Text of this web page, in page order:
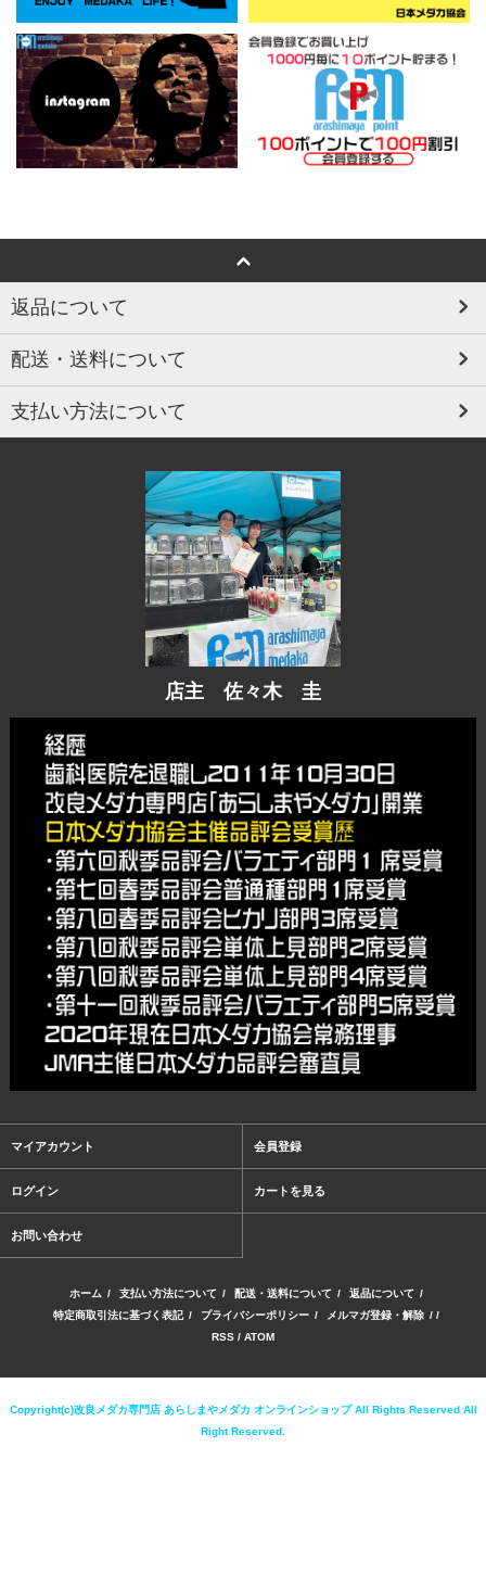
返品について
配送・送料について
支払い方法について
店主 佐々木 圭
マイアカウント 会員登録
ログイン カートを見る
お問い合わせ
ホーム / 支払い方法について / 配送・送料について / 返品について /
特定商取引法に基づく表記 / プライバシーポリシー / メルマガ登録・解除 / /
RSS / ATOM
Copyright(c)改良メダカ専門店 あらしまやメダカ オンラインショップ All Rights Reserved All
Right Reserved.